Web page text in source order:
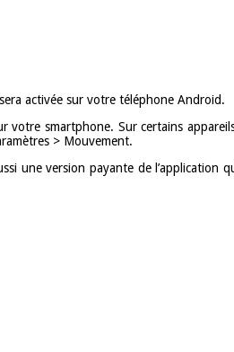
activée sur votre téléphone Android.
votre smartphone. Sur certains
> Mouvement.
une version payante de l’application